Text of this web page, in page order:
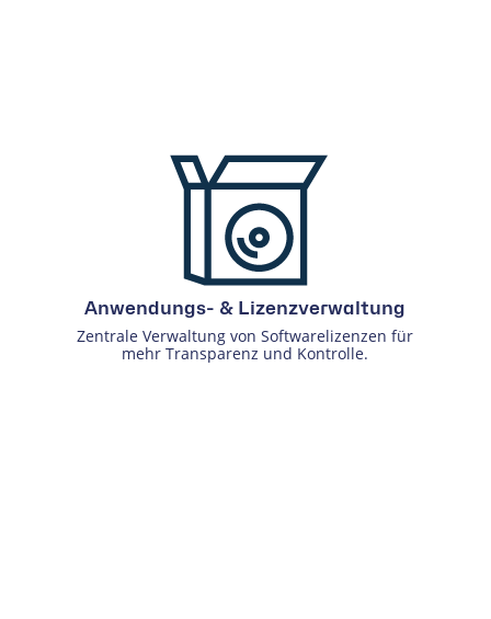
Anwendungs- & Lizenzverwaltung
Zentrale Verwaltung von Softwarelizenzen für
mehr Transparenz und Kontrolle.